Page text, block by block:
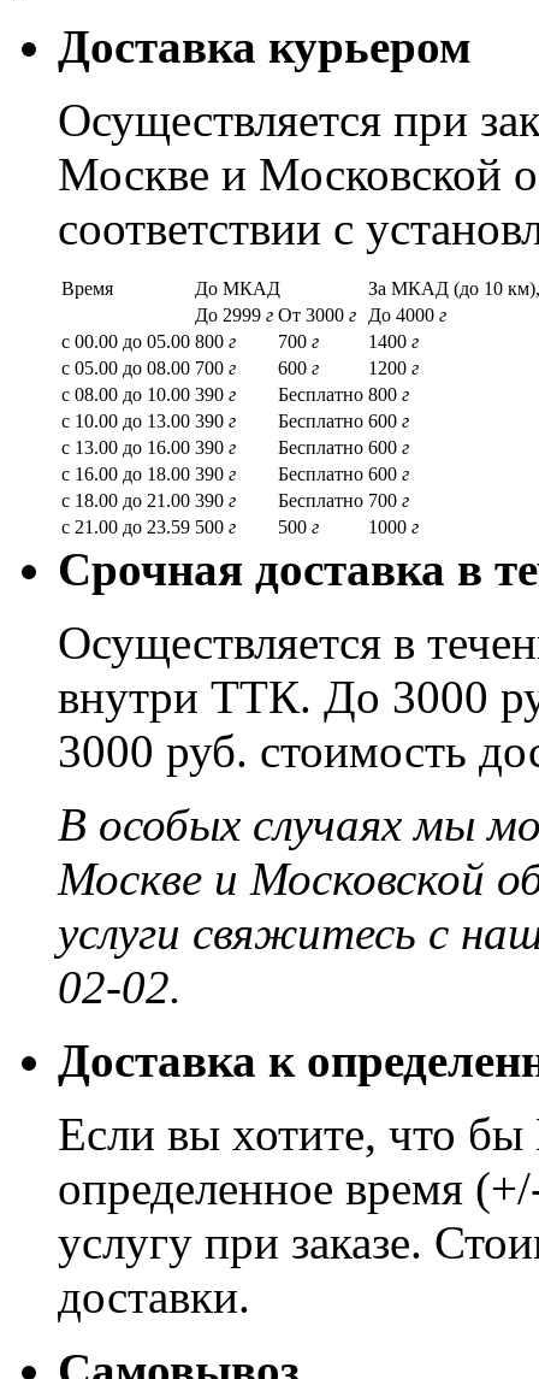
Доставка курьером
Осуществляется при
Москве и Московской
соответствии с
Время До МКАД
За МКАД (до 10
До 2999 г От 3000 г До 4000 г
с 00.00 до 05.00 800 г 700 г 1400 г
с 05.00 до 08.00 700 г 600 г 1200 г
с 08.00 до 10.00 390 г Бесплатно 800 г
с 10.00 до 13.00 390 г Бесплатно 600 г
с 13.00 до 16.00 390 г Бесплатно 600 г
с 16.00 до 18.00 390 г Бесплатно 600 г
с 18.00 до 21.00 390 г Бесплатно 700 г
с 21.00 до 23.59 500 г 500 г 1000 г
Срочная доставка в
Осуществляется в
внутри ТТК. До 3000
3000 руб. стоимость
В особых случаях мы
Москве и Московской
услуги свяжитесь с
02-02.
Доставка к
Если вы хотите, что
определенное время
услугу при заказе.
доставки.